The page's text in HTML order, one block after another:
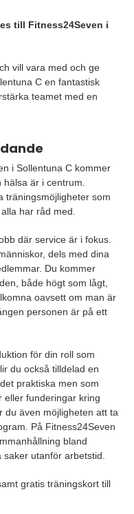
till Fitness24Seven i
vill vara med och ge
C en fantastisk
teamet med en
i Sollentuna C kommer
är i centrum.
träningsmöjligheter som
har råd med.
där service är i fokus.
dels med dina
Du kommer
både högt som lågt,
oavsett om man är
personen är på ett
för din roll som
du också tilldelad en
praktiska men som
eller funderingar kring
du även möjligheten att ta
På Fitness24Seven
bland
utanför arbetstid.
gratis träningskort till